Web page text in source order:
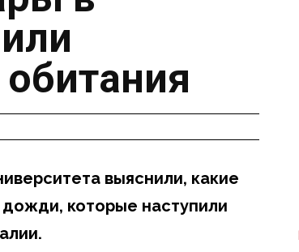
выяснили, какие
которые наступили